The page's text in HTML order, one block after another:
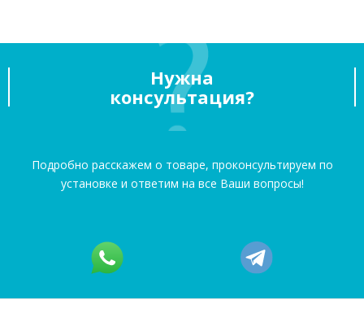
Нужна
консультация?
Подробно расскажем о товаре, проконсультируем по
установке и ответим на все Ваши вопросы!